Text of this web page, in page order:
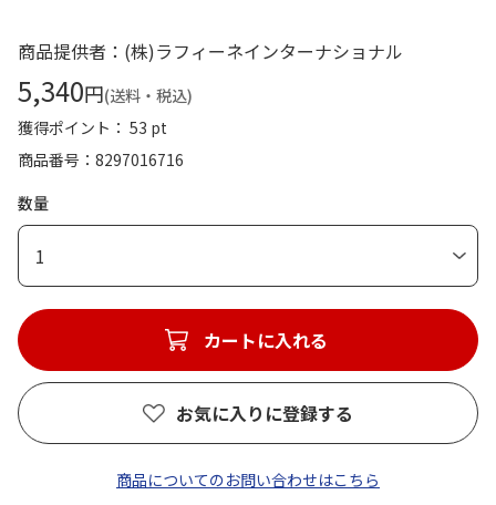
商品提供者：(株)ラフィーネインターナショナル
5,340円(送料・税込)
獲得ポイント： 53 pt
商品番号
8297016716
数量
1
カートに入れる
お気に入りに登録する
商品についてのお問い合わせはこちら